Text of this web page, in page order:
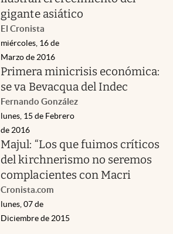
gigante asiático
El Cronista
miércoles, 16 de
Marzo de 2016
Primera minicrisis económica:
se va Bevacqua del Indec
Fernando González
lunes, 15 de Febrero
de 2016
Majul: “Los que fuimos críticos
del kirchnerismo no seremos
complacientes con Macri
Cronista.com
lunes, 07 de
Diciembre de 2015